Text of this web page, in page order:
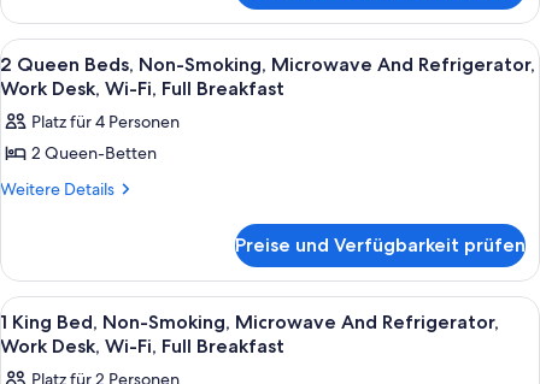
Roll
In
Shower,
Non-
Smoking
anzeigen
King
Bed,
Mobility
Accessible,
In
Shower,
Smoking
Alle
Fotos
für
2
Queen
Beds,
Microwave
And
Refrigerator,
Work
Ein Hotelzimmer mit zwei Betten,
9
2 Queen Beds, Non-Smoking, Microwave And Refrigerator,
Work Desk, Wi-Fi, Full Breakfast
Platz für 4 Personen
2 Queen-Betten
Weitere Details
Weitere
Queen
Beds,
Non-
Smoking,
Preise und Verfügbarkeit prüfen
Alle
Fotos
für
Ein Hotelzimmer mit Bett,
6
1 King Bed, Non-Smoking, Microwave And Refrigerator,
Work Desk, Wi-Fi, Full Breakfast
Platz für 2 Personen